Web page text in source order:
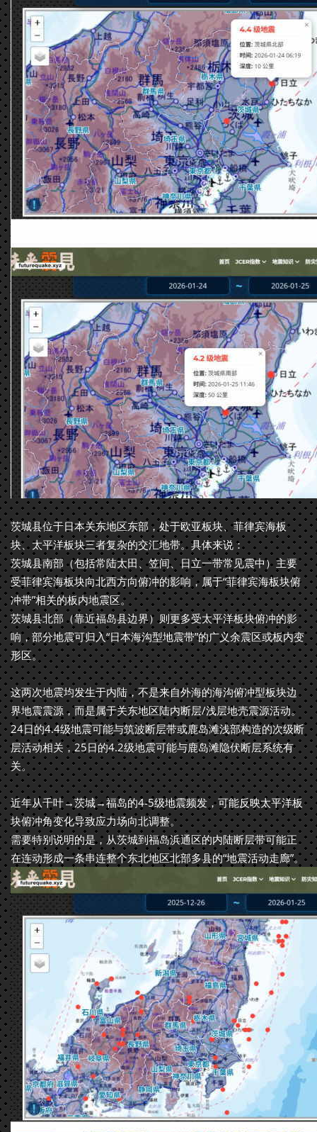
茨城县位于日本关东地区东部，处于欧亚板块、菲律宾海板
块、太平洋板块三者复杂的交汇地带。具体来说：
茨城县南部（包括常陆太田、笠间、日立一带常见震中）主要
受菲律宾海板块向北西方向俯冲的影响，属于“菲律宾海板块俯
冲带”相关的板内地震区。
茨城县北部（靠近福岛县边界）则更多受太平洋板块俯冲的影
响，部分地震可归入“日本海沟型地震带”的广义余震区或板内变
形区。
这两次地震均发生于内陆，不是来自外海的海沟俯冲型板块边
界地震震源，而是属于关东地区陆内断层/浅层地壳震源活动。
24日的4.4级地震可能与筑波断层带或鹿岛滩浅部构造的次级断
层活动相关，25日的4.2级地震可能与鹿岛滩隐伏断层系统有
关。
近年从千叶→茨城→福岛的4-5级地震频发，可能反映太平洋板
块俯冲角变化导致应力场向北调整。
需要特别说明的是，从茨城到福岛浜通区的内陆断层带可能正
在连动形成一条串连整个东北地区北部多县的“地震活动走廊”。